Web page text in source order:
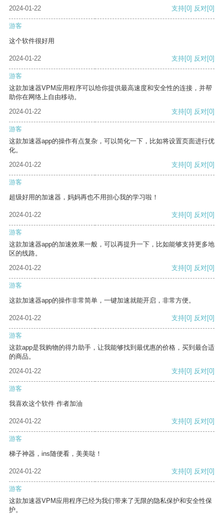
2024-01-22 支持[0] 反对[0]
游客
这个软件很好用
2024-01-22 支持[0] 反对[0]
游客
这款加速器VPM应用程序可以给你提供最高速度和安全性的连接，并帮
助你在网络上自由移动。
2024-01-22
支持[0] 反对[0]
游客
这款加速器app的操作有点复杂，可以简化一下，比如将设置页面进行优
化。
2024-01-22
支持[0] 反对[0]
游客
超级好用的加速器，妈妈再也不用担心我的学习啦！
2024-01-22 支持[0] 反对[0]
游客
这款加速器app的加速效果一般，可以再提升一下，比如能够支持更多地
区的线路。
2024-01-22
支持[0] 反对[0]
游客
这款加速器app的操作非常简单，一键加速就能开启，非常方便。
2024-01-22 支持[0] 反对[0]
游客
这款app是我购物的得力助手，让我能够找到最优惠的价格，买到最合适
的商品。
2024-01-22
支持[0] 反对[0]
游客
我喜欢这个软件 作者加油
2024-01-22 支持[0] 反对[0]
游客
梯子神器，ins随便看，美美哒！
2024-01-22 支持[0] 反对[0]
游客
这款加速器VPM应用程序已经为我们带来了无限的隐私保护和安全性保
护。